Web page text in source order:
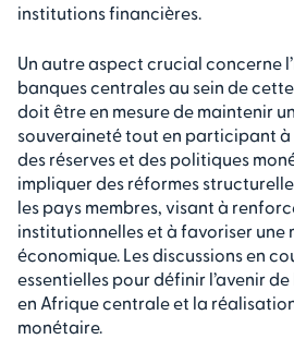
institutions financières.
Un autre aspect crucial concerne
banques centrales au sein de
doit être en mesure de maintenir
souveraineté tout en participant
des réserves et des politiques
impliquer des réformes
les pays membres, visant à
institutionnelles et à favoriser une
économique. Les discussions en
essentielles pour définir l’avenir
en Afrique centrale et la
monétaire.